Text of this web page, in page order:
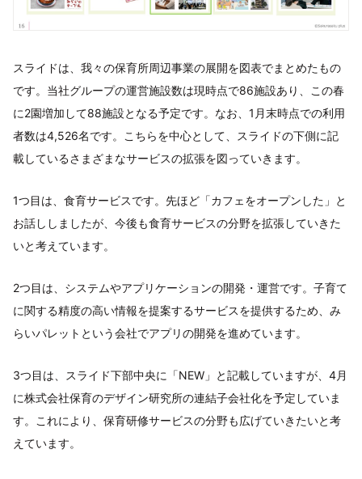
スライドは、我々の保育所周辺事業の展開を図表でまとめたもの
です。当社グループの運営施設数は現時点で86施設あり、この春
に2園増加して88施設となる予定です。なお、1月末時点での利用
者数は4,526名です。こちらを中心として、スライドの下側に記
載しているさまざまなサービスの拡張を図っていきます。
1つ目は、食育サービスです。先ほど「カフェをオープンした」と
お話ししましたが、今後も食育サービスの分野を拡張していきた
いと考えています。
2つ目は、システムやアプリケーションの開発・運営です。子育て
に関する精度の高い情報を提案するサービスを提供するため、み
らいパレットという会社でアプリの開発を進めています。
3つ目は、スライド下部中央に「NEW」と記載していますが、4月
に株式会社保育のデザイン研究所の連結子会社化を予定していま
す。これにより、保育研修サービスの分野も広げていきたいと考
えています。